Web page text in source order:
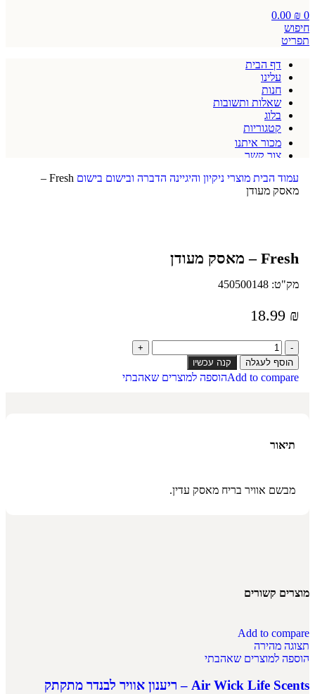
0
0.00 ₪
חיפוש
תפריט
דף הבית
עלינו
חנות
שאלות ותשובות
בלוג
קטגוריות
מכור איתנו
צור קשר
עמוד הבית מוצרי ניקיון והיגיינה הדברה ובישום בישום
Fresh –
מאסק מעודן
Fresh – מאסק מעודן
מק"ט: 450500148
18.99 ₪
הוסף לעגלה קנה עכשיו
Add to compareהוספה למוצרים שאהבתי
תיאור
מבשם אוויר בריח מאסק עדין.
מוצרים קשורים
Add to compare
תצוגה מהירה
הוספה למוצרים שאהבתי
Air Wick Life Scents – ריענון אוויר לבנדר מתקתק